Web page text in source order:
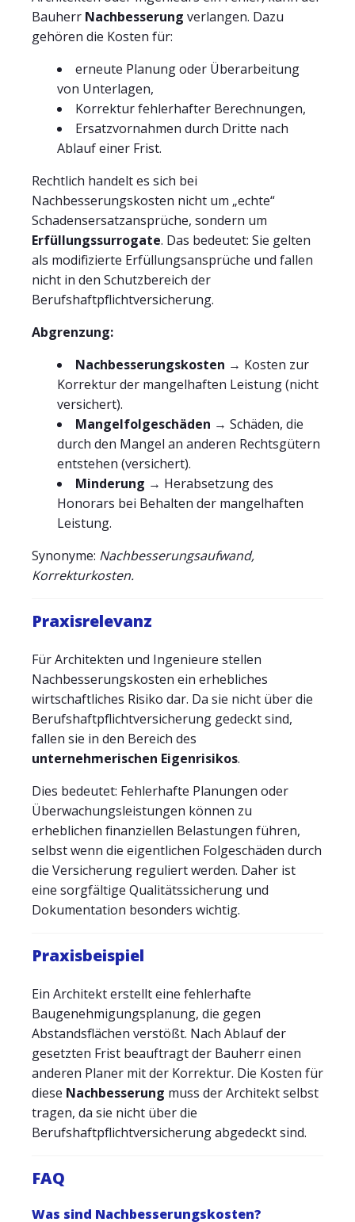
Bauherr Nachbesserung verlangen. Dazu
gehören die Kosten für:
erneute Planung oder Überarbeitung
von Unterlagen,
Korrektur fehlerhafter Berechnungen,
Ersatzvornahmen durch Dritte nach
Ablauf einer Frist.
Rechtlich handelt es sich bei
Nachbesserungskosten nicht um „echte“
Schadensersatzansprüche, sondern um
Erfüllungssurrogate. Das bedeutet: Sie gelten
als modifizierte Erfüllungsansprüche und fallen
nicht in den Schutzbereich der
Berufshaftpflichtversicherung.
Abgrenzung:
Nachbesserungskosten → Kosten zur
Korrektur der mangelhaften Leistung (nicht
versichert).
Mangelfolgeschäden → Schäden, die
durch den Mangel an anderen Rechtsgütern
entstehen (versichert).
Minderung → Herabsetzung des
Honorars bei Behalten der mangelhaften
Leistung.
Synonyme: Nachbesserungsaufwand,
Korrekturkosten.
Praxisrelevanz
Für Architekten und Ingenieure stellen
Nachbesserungskosten ein erhebliches
wirtschaftliches Risiko dar. Da sie nicht über die
Berufshaftpflichtversicherung gedeckt sind,
fallen sie in den Bereich des
unternehmerischen Eigenrisikos.
Dies bedeutet: Fehlerhafte Planungen oder
Überwachungsleistungen können zu
erheblichen finanziellen Belastungen führen,
selbst wenn die eigentlichen Folgeschäden durch
die Versicherung reguliert werden. Daher ist
eine sorgfältige Qualitätssicherung und
Dokumentation besonders wichtig.
Praxisbeispiel
Ein Architekt erstellt eine fehlerhafte
Baugenehmigungsplanung, die gegen
Abstandsflächen verstößt. Nach Ablauf der
gesetzten Frist beauftragt der Bauherr einen
anderen Planer mit der Korrektur. Die Kosten für
diese Nachbesserung muss der Architekt selbst
tragen, da sie nicht über die
Berufshaftpflichtversicherung abgedeckt sind.
FAQ
Was sind Nachbesserungskosten?